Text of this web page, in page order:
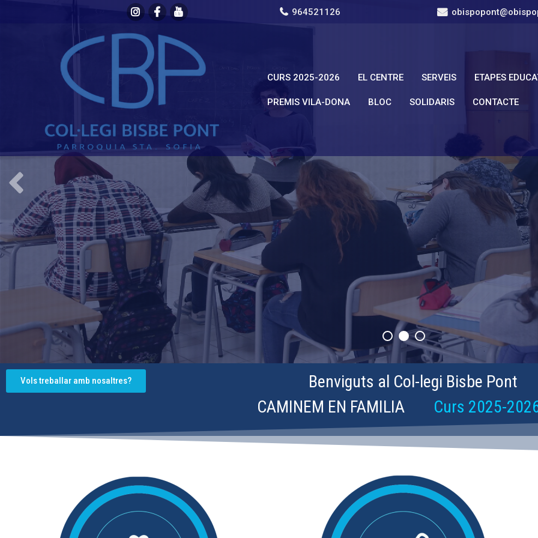
964521126
CURS 2025-2026 EL CENTRE SERVEIS ETAPES
PREMIS VILA-DONA BLOC SOLIDARIS CONTACTE
Vols treballar amb nosaltres?
Benviguts al Col-legi Bisbe Pont
CAMINEM EN FAMILIA Curs 2025-